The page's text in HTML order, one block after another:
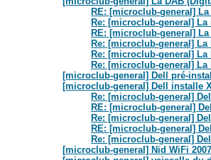
RE: [microclub-general]
Re: [microclub-general]
RE: [microclub-general]
Re: [microclub-general]
Re: [microclub-general]
Re: [microclub-general]
[microclub-general] Dell pré-
[microclub-general] Dell installe
Re: [microclub-general]
RE: [microclub-general]
Re: [microclub-general]
RE: [microclub-general]
Re: [microclub-general]
[microclub-general] Nid WiFi 2007